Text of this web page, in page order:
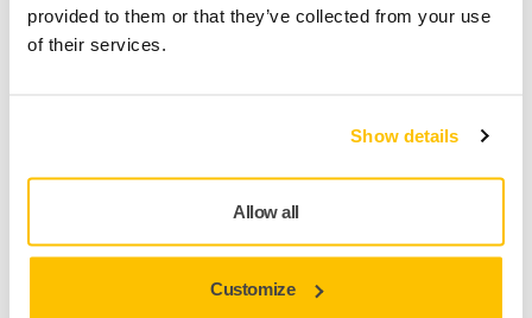
provided to them or that they’ve collected from your use
of their services.
Show details
Allow all
Customize
Gör en retur enkelt på www.mirka.com/sv-
fi/support/returnera-en-vara/
Teknisk specifikation
Nedladdningar